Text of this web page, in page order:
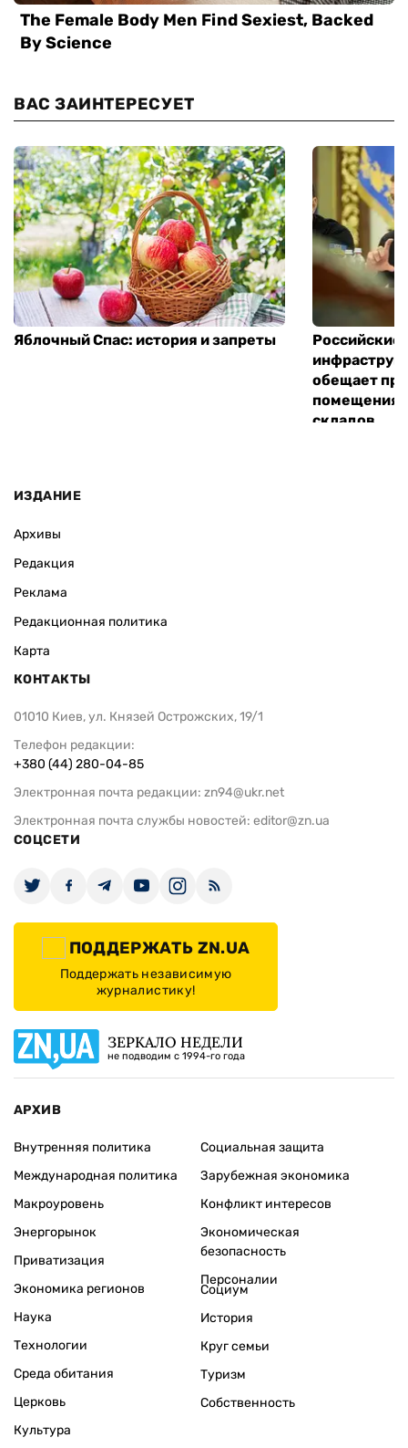
ВАС ЗАИНТЕРЕСУЕТ
Яблочный Спас: история и запреты
Российские
обещает
помещения
складов
ИЗДАНИЕ
Архивы
Редакция
Реклама
Редакционная политика
Карта
КОНТАКТЫ
01010 Киев, ул. Князей Острожских, 19/1
Телефон редакции:
+380 (44) 280-04-85
Электронная почта редакции: zn94@ukr.net
Электронная почта службы новостей: editor@zn.ua
СОЦСЕТИ
ПОДДЕРЖАТЬ ZN.UA
Поддержать независимую
журналистику!
ЗЕРКАЛО НЕДЕЛИ
не подводим с 1994-го года
АРХИВ
Внутренняя политика
Международная политика
Макроуровень
Энергорынок
Приватизация
Экономика регионов
Социальная защита
Зарубежная экономика
Конфликт интересов
Экономическая
безопасность
Персоналии
Наука
Технологии
Среда обитания
Церковь
Культура
Социум
История
Круг семьи
Туризм
Собственность